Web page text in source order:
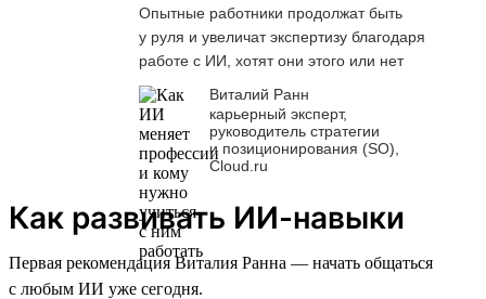
Опытные работники продолжат быть
у руля и увеличат экспертизу благодаря
работе с ИИ, хотят они этого или нет
Виталий Ранн
карьерный эксперт,
руководитель стратегии
и позиционирования (SO),
Cloud.ru
Как развивать ИИ-навыки
Первая рекомендация Виталия Ранна — начать общаться
с любым ИИ уже сегодня.